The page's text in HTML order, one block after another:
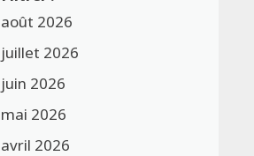
août 2026
juillet 2026
juin 2026
mai 2026
avril 2026